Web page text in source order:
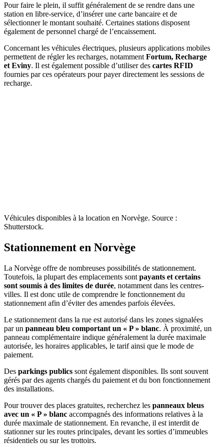
Pour faire le plein, il suffit généralement de se rendre dans une
station en libre-service, d’insérer une carte bancaire et de
sélectionner le montant souhaité. Certaines stations disposent
également de personnel chargé de l’encaissement.
Concernant les véhicules électriques, plusieurs applications mobiles
permettent de régler les recharges, notamment Fortum, Recharge
et Eviny. Il est également possible d’utiliser des cartes RFID
fournies par ces opérateurs pour payer directement les sessions de
recharge.
Véhicules disponibles à la location en Norvège. Source :
Shutterstock.
Stationnement en Norvège
La Norvège offre de nombreuses possibilités de stationnement.
Toutefois, la plupart des emplacements sont payants et certains
sont soumis à des limites de durée, notamment dans les centres-
villes. Il est donc utile de comprendre le fonctionnement du
stationnement afin d’éviter des amendes parfois élevées.
Le stationnement dans la rue est autorisé dans les zones signalées
par un panneau bleu comportant un « P » blanc. À proximité, un
panneau complémentaire indique généralement la durée maximale
autorisée, les horaires applicables, le tarif ainsi que le mode de
paiement.
Des parkings publics sont également disponibles. Ils sont souvent
gérés par des agents chargés du paiement et du bon fonctionnement
des installations.
Pour trouver des places gratuites, recherchez les panneaux bleus
avec un « P » blanc accompagnés des informations relatives à la
durée maximale de stationnement. En revanche, il est interdit de
stationner sur les routes principales, devant les sorties d’immeubles
résidentiels ou sur les trottoirs.